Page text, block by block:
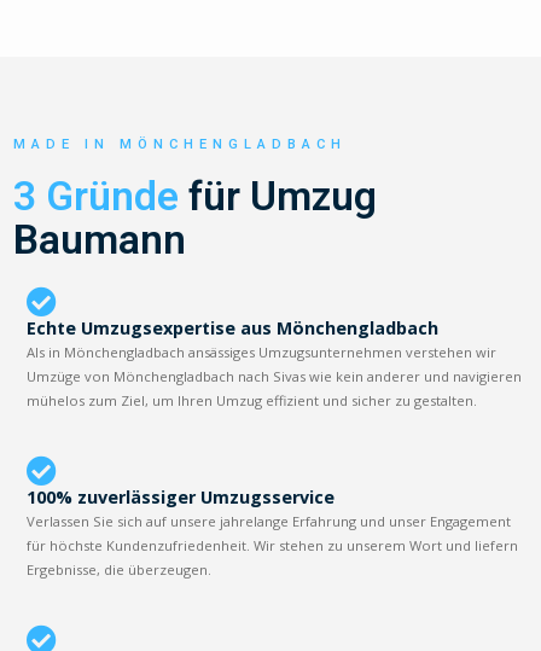
MADE IN MÖNCHENGLADBACH
3 Gründe für Umzug
Baumann
Echte Umzugsexpertise aus Mönchengladbach
Als in Mönchengladbach ansässiges Umzugsunternehmen verstehen wir
Umzüge von Mönchengladbach nach Sivas wie kein anderer und navigieren
mühelos zum Ziel, um Ihren Umzug effizient und sicher zu gestalten.
100% zuverlässiger Umzugsservice
Verlassen Sie sich auf unsere jahrelange Erfahrung und unser Engagement
für höchste Kundenzufriedenheit. Wir stehen zu unserem Wort und liefern
Ergebnisse, die überzeugen.